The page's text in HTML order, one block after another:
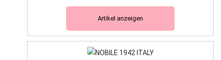
Artikel anzeigen